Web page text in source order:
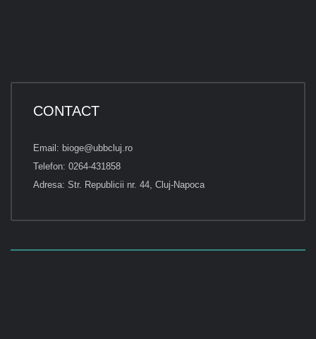
CONTACT
Email: bioge@ubbcluj.ro
Telefon: 0264-431858
Adresa: Str. Republicii nr. 44, Cluj-Napoca